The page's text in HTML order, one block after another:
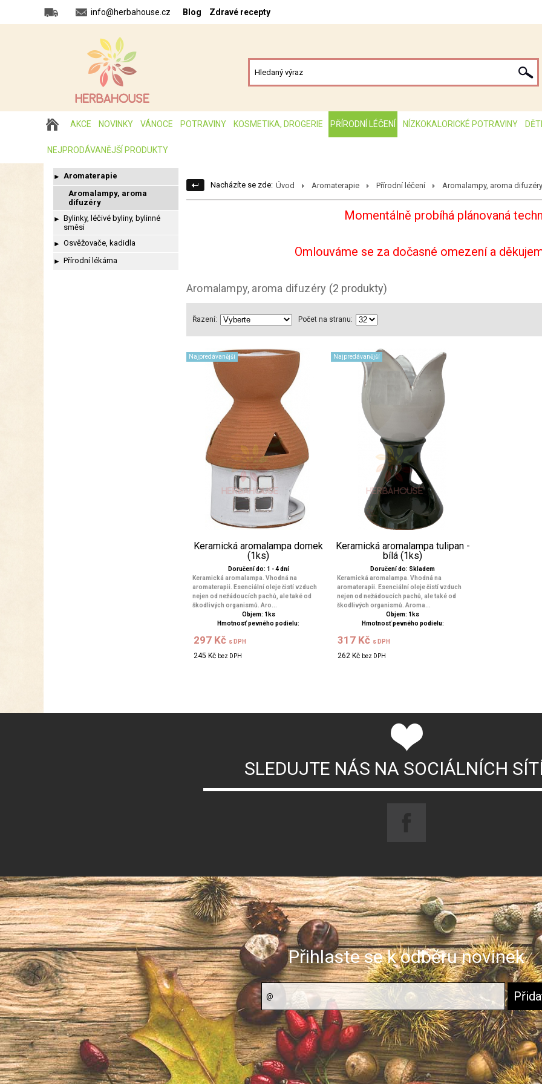
info@herbahouse.cz Blog Zdravé recepty
AKCE NOVINKY VÁNOCE POTRAVINY KOSMETIKA, DROGERIE PŘÍRODNÍ LÉČENÍ NÍZKOKALORICKÉ POTRAVINY
NEJPRODÁVANĚJŠÍ PRODUKTY
► Aromaterapie
Aromalampy, aroma
difuzéry
► Bylinky, léčivé byliny, bylinné
směsi
► Osvěžovače, kadidla
► Přírodní lékárna
Nacházíte se zde: Úvod Aromaterapie Přírodní léčení Aromalampy, aroma difuzéry
Momentálně probíhá plánovaná
Omlouváme se za dočasné omezení a
Aromalampy, aroma difuzéry (2 produkty)
Řazení: Počet na stranu:
Najpredávanější
Keramická aromalampa domek
(1ks)
Doručení do: 1 - 4 dní
Keramická aromalampa. Vhodná na
aromaterapii. Esenciální oleje čistí vzduch
nejen od nežádoucích pachů, ale také od
škodlivých organismů. Aro...
Objem: 1ks
Hmotnosť pevného podielu:
297 Kč s DPH
245 Kč bez DPH
Najpredávanější
Keramická aromalampa tulipan -
bílá (1ks)
Doručení do: Skladem
Keramická aromalampa. Vhodná na
aromaterapii. Esenciální oleje čistí vzduch
nejen od nežádoucích pachů, ale také od
škodlivých organismů. Aroma...
Objem: 1ks
Hmotnosť pevného podielu:
317 Kč s DPH
262 Kč bez DPH
SLEDUJTE NÁS NA SOCIÁLNÍCH
Přihlaste se k odběru novinek